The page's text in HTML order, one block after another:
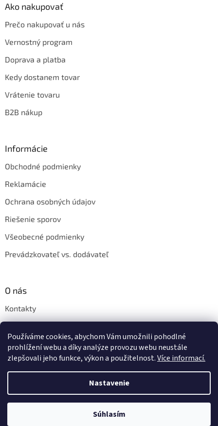
Používáme cookies, abychom Vám umožnili pohodlné
prohlížení webu a díky analýze provozu webu neustále
zlepšovali jeho funkce, výkon a použitelnost.Více informací.
Nastavenie
Súhlasím
Ako nakupovať
Prečo nakupovať u nás
Vernostný program
Doprava a platba
Kedy dostanem tovar
Vrátenie tovaru
B2B nákup
Informácie
Obchodné podmienky
Reklamácie
Ochrana osobných údajov
Riešenie sporov
Všeobecné podmienky
Prevádzkovateľ vs. dodávateľ
O nás
Kontakty
Napíšte nám
Vytvoril Shoptet
Shishastyle.sk. Všetky práva vyhradené.